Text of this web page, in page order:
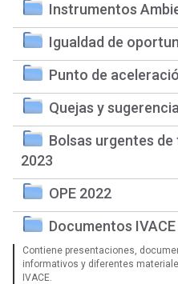
Instrumentos
Igualdad de
Punto de
Quejas y
Bolsas urgentes
2023
OPE 2022
Documentos IVACE
Contiene presentaciones,
informativos y diferentes
IVACE.